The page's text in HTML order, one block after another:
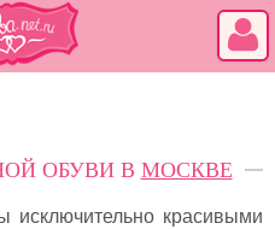
ОБУВИ В МОСКВЕ
исключительно красивыми